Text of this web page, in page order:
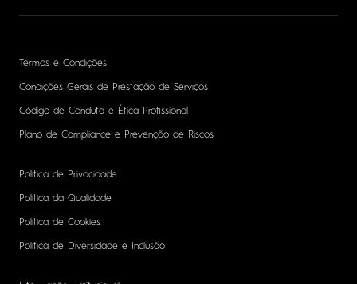
Termos e Condições
Condições Gerais de Prestação de Serviços
Código de Conduta e Ética Profissional
Plano de Compliance e Prevenção de Riscos
Política de Privacidade
Política da Qualidade
Política de Cookies
Política de Diversidade e Inclusão